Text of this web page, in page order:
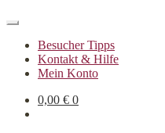
Besucher Tipps
Kontakt & Hilfe
Mein Konto
0,00 € 0